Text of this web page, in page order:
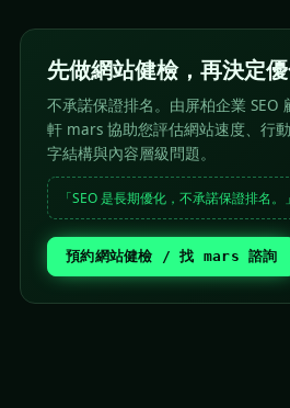
先做網站健檢，再決定
不承諾保證排名。由屏柏企業 SEO
軒 mars 協助您評估網站速度、行
字結構與內容層級問題。
「SEO 是長期優化，不承諾保證排名。」
預約網站健檢 / 找 mars 諮詢